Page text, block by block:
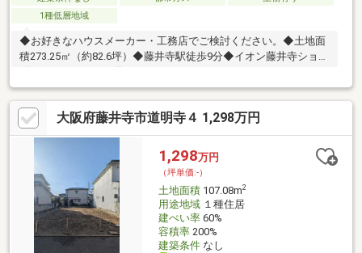
1種低層地域
◆お好きなハウスメーカー・工務店でご検討ください。◆土地面
積273.25㎡（約82.6坪）◆藤井寺駅徒歩9分◆イオン藤井寺ショッ
大阪府藤井寺市道明寺４ 1,298万円
1,298万円
（坪単価:-）
土地面積107.08m2
用途地域１種住居
建ぺい率60%
容積率200%
建築条件なし